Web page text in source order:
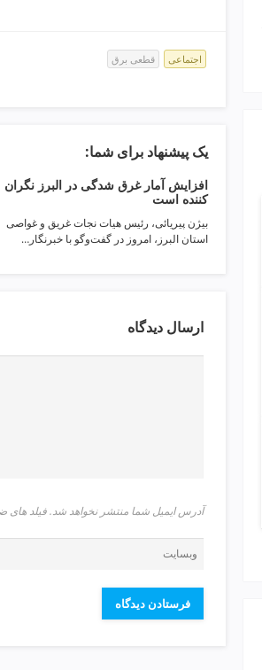
اجتماعی قطعی برق
یک پیشنهاد برای شما:
افزایش آمار غرق شدگی در البرز نگران
کننده است
بیژن پیریائی، رئیس هیات نجات غریق و غواصی
استان البرز، امروز در گفت‌وگو با خبرنگار…
ارسال دیدگاه
آدرس ایمیل شما منتشر نخواهد شد. فیلد